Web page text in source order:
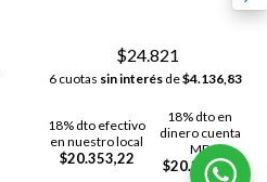
$24.821
6 cuotas sin interés de$4.136,83
18% dto efectivo
en nuestro local
$20.353,22
18% dto en
dinero cuenta
MP
$20.353,22